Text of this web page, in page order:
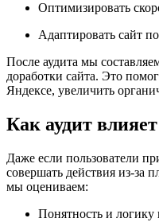
Оптимизировать
Адаптировать сайт
После аудита мы
доработки сайта. Это
Яндексе, увеличить
Как аудит
Даже если пользователи
совершать действия из-за
мы оцениваем:
Понятность и логику